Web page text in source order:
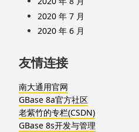
2020 年 7 月
2020 年 6 月
友情连接
南大通用官网
GBase 8a官方社区
老紫竹的专栏(CSDN)
GBase 8s开发与管理